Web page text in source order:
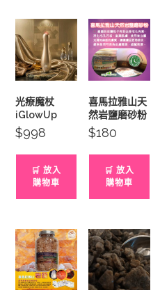
光療魔杖
iGlowUp
$998
🛒 放入
購物車
喜馬拉雅山天
然岩鹽磨砂粉
$180
🛒 放入
購物車